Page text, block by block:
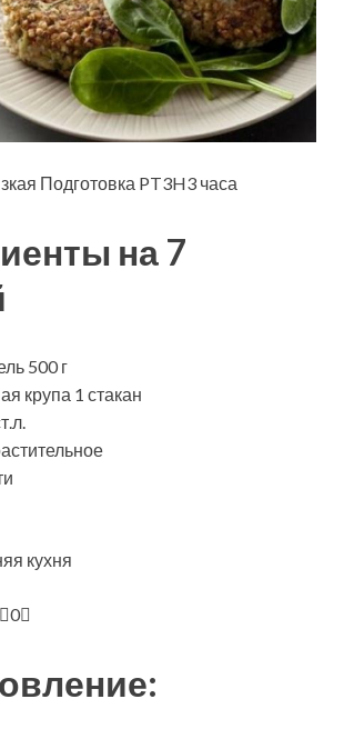
Подготовка PT3H3 часа
на 7
500 г
крупа 1 стакан
кухня
0